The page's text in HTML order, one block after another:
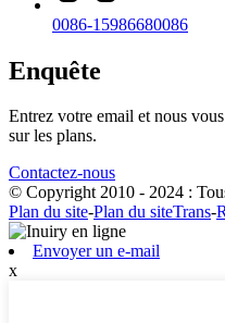
0086-15986680086
Enquête
Entrez votre email et nous
sur les plans.
Contactez-nous
© Copyright 2010 - 2024 :
Plan du site-Plan du siteTrans-
Envoyer un e-mail
x